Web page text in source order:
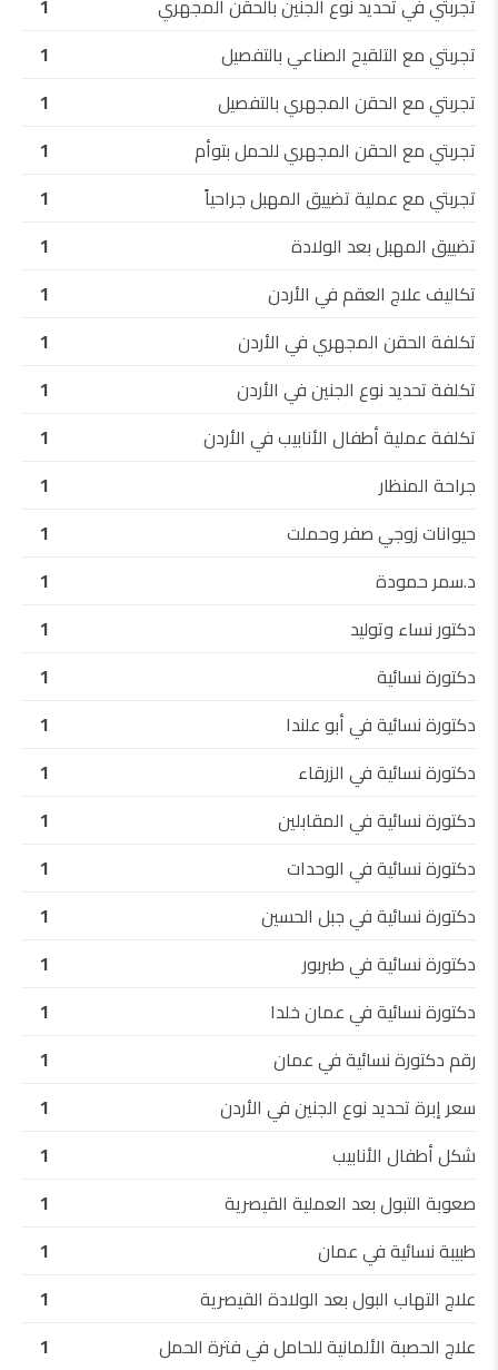
تجربتي في تحديد نوع الجنين بالحقن المجهري
1
تجربتي مع التلقيح الصناعي بالتفصيل
1
تجربتي مع الحقن المجهري بالتفصيل
1
تجربتي مع الحقن المجهري للحمل بتوأم
1
تجربتي مع عملية تضييق المهبل جراحياً
1
تضييق المهبل بعد الولادة
1
تكاليف علاج العقم في الأردن
1
تكلفة الحقن المجهري في الأردن
1
تكلفة تحديد نوع الجنين في الأردن
1
تكلفة عملية أطفال الأنابيب في الأردن
1
جراحة المنظار
1
حيوانات زوجي صفر وحملت
1
د.سمر حمودة
1
دكتور نساء وتوليد
1
دكتورة نسائية
1
دكتورة نسائية في أبو علندا
1
دكتورة نسائية في الزرقاء
1
دكتورة نسائية في المقابلين
1
دكتورة نسائية في الوحدات
1
دكتورة نسائية في جبل الحسين
1
دكتورة نسائية في طبربور
1
دكتورة نسائية في عمان خلدا
1
رقم دكتورة نسائية في عمان
1
سعر إبرة تحديد نوع الجنين في الأردن
1
شكل أطفال الأنابيب
1
صعوبة التبول بعد العملية القيصرية
1
طبيبة نسائية في عمان
1
علاج التهاب البول بعد الولادة القيصرية
1
علاج الحصبة الألمانية للحامل في فترة الحمل
1